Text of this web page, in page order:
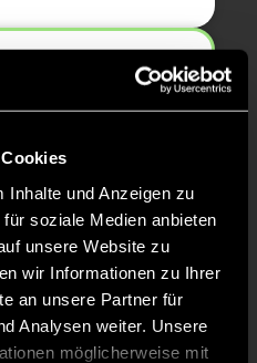
Inhalte und Anzeigen zu
soziale Medien anbieten
unsere Website zu
wir Informationen zu Ihrer
an unsere Partner für
Analysen weiter. Unsere
möglicherweise mit